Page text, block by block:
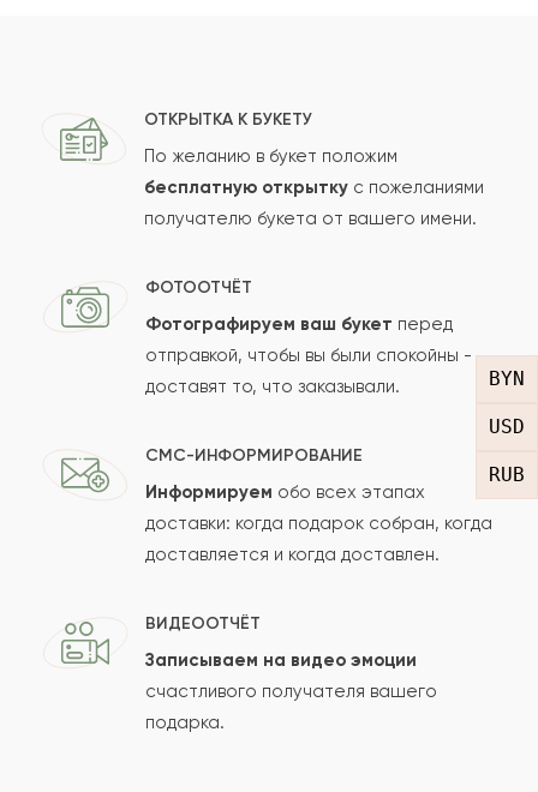
BYN
USD
RUB
Оставить свой отзыв
Ваш e-mail
Рейтинг:
ОТКРЫТКА К БУКЕТУ
По желанию в букет положим
бесплатную открытку с пожеланиями
получателю букета от вашего имени.
ФОТООТЧЁТ
Фотографируем ваш букет перед
отправкой, чтобы вы были спокойны -
доставят то, что заказывали.
СМС-ИНФОРМИРОВАНИЕ
Информируем обо всех этапах
доставки: когда подарок собран, когда
доставляется и когда доставлен.
ВИДЕООТЧЁТ
Записываем на видео эмоции
счастливого получателя вашего
подарка.